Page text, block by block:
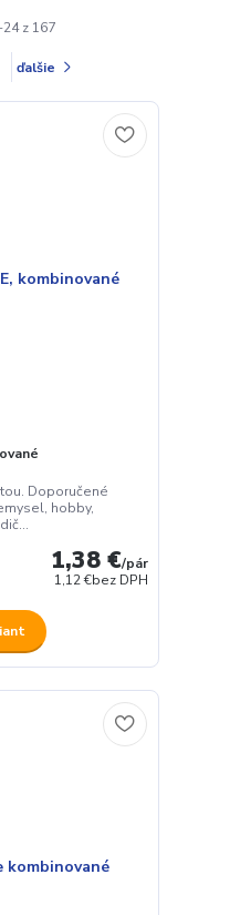
z 167
ďalšie
Doporučené
hobby,
1,38 €/pár
1,12 €bez DPH